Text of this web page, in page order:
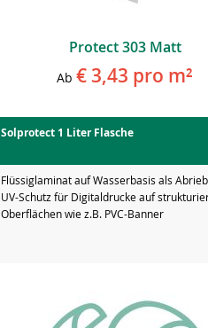
Protect 303 Matt
Ab € 3,43 pro m²
Solprotect 1 Liter Flasche
Flüssiglaminat auf Wasserbasis als
UV-Schutz für Digitaldrucke auf
Oberflächen wie z.B. PVC-Banner